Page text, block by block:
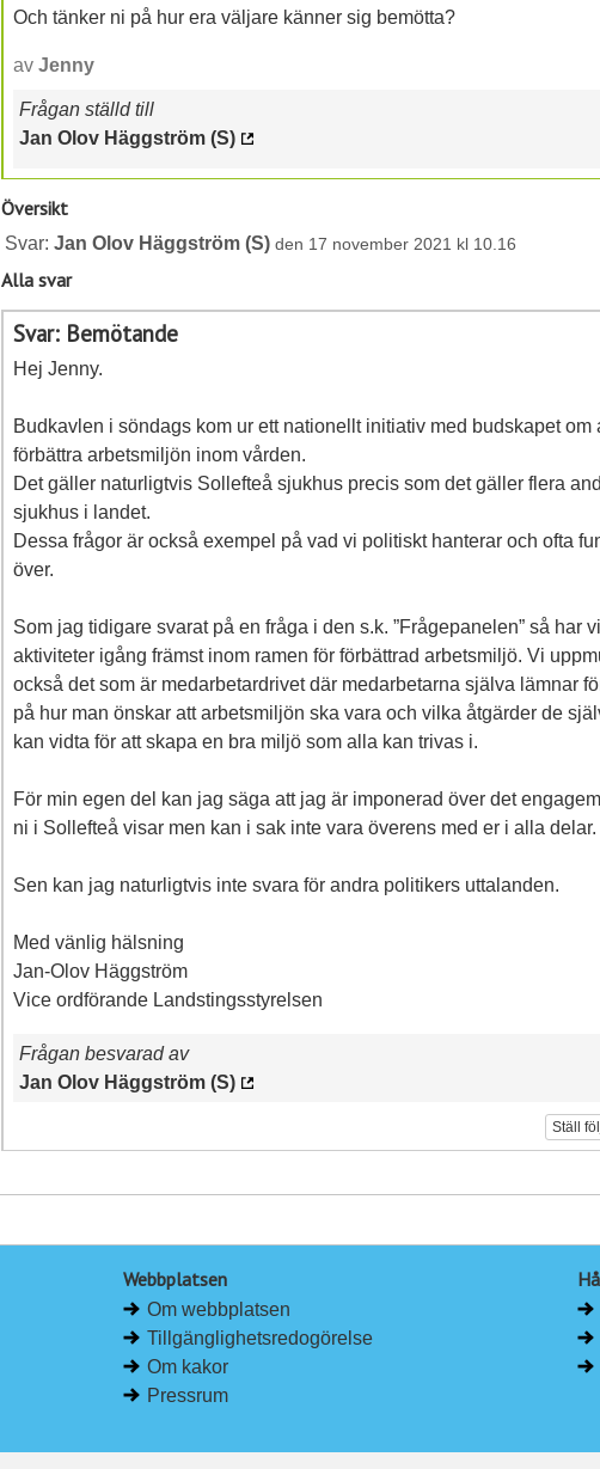
Och tänker ni på hur era väljare känner sig bemötta?
av Jenny
Frågan ställd till
Jan Olov Häggström (S)
Översikt
Svar:Jan Olov Häggström (S) den 17 november 2021 kl 10.16
Alla svar
Svar: Bemötande
Hej Jenny.
Budkavlen i söndags kom ur ett nationellt initiativ med budskapet om
förbättra arbetsmiljön inom vården.
Det gäller naturligtvis Sollefteå sjukhus precis som det gäller flera
sjukhus i landet.
Dessa frågor är också exempel på vad vi politiskt hanterar och ofta
över.
Som jag tidigare svarat på en fråga i den s.k. ”Frågepanelen” så har
aktiviteter igång främst inom ramen för förbättrad arbetsmiljö. Vi
också det som är medarbetardrivet där medarbetarna själva lämnar
på hur man önskar att arbetsmiljön ska vara och vilka åtgärder de
kan vidta för att skapa en bra miljö som alla kan trivas i.
För min egen del kan jag säga att jag är imponerad över det
ni i Sollefteå visar men kan i sak inte vara överens med er i alla delar.
Sen kan jag naturligtvis inte svara för andra politikers uttalanden.
Med vänlig hälsning
Jan-Olov Häggström
Vice ordförande Landstingsstyrelsen
Frågan besvarad av
Jan Olov Häggström (S)
Ställ
Webbplatsen
Om webbplatsen
Tillgänglighetsredogörelse
Om kakor
Pressrum